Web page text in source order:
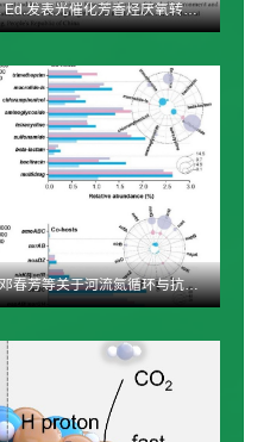
周鹏课题组在Angew. Chem. Int. Ed.发表光催化芳香烃厌氧转化新成果：实现光催化间二甲苯厌氧羟基化制备二甲酚
生态环境与资源效率研究实验室邓春芳等关于河流氮循环与抗生素抗性基因传播耦合的研究取得新进展